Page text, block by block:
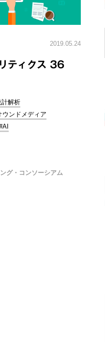
2019.05.24
ティクス 36
計解析
ウンドメディア
グ・コンソーシアム